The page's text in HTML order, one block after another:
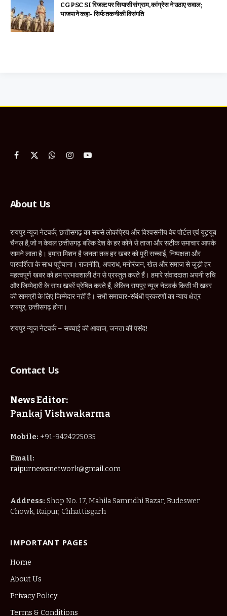
CGPSC SI रिजल्ट पर सियासी संग्राम, कांग्रेस ने उठाए सवाल;
भाजपा ने कहा- सिर्फ तकनीकी विसंगति
Facebook
X
WhatsApp
InstagramYouTube
About Us
रायपुर न्यूज नेटवर्क, छत्तीसगढ़ का सबसे लोकप्रिय और विश्वसनीय वेब पोर्टल एवं यूट्यूब
चैनल है,जो न केवल छत्तीसगढ़ बल्कि देश के हर कोने से ताजा और सटीक समाचार आपके
सामने लाता है। हमारा मिशन है जनता तक हर खबर को पूरी सच्चाई, निष्पक्षता और
पारदर्शिता के साथ पहुँचाना। राजनीति, अपराध, मनोरंजन, खेल और समाज से जुड़ी हर
महत्वपूर्ण खबर को हम प्रभावशाली ढंग से प्रस्तुत करते हैं। हमारे संवाददाता अपनी रुचि
और जिम्मेदारी के साथ खबरें प्रेषित करते हैं, लेकिन रायपुर न्यूज नेटवर्क किसी भी खबर
की सामग्री के लिए जिम्मेदार नहीं है। सभी समाचार-संबंधी प्रकरणों का न्याय क्षेत्र
रायपुर, छत्तीसगढ़ होगा।
रायपुर न्यूज नेटवर्क – सच्चाई की आवाज, जनता की पसंद!
Contact Us
News Editor:
Pankaj Vishwakarma
Mobile: +91-9424225035
Email:
raipurnewsnetwork@gmail.com
Address: Shop No. 17, Mahila Samridhi Bazar, Budeswer
Chowk, Raipur, Chhattisgarh
IMPORTANT PAGES
Home
About Us
Privacy Policy
Terms & Conditions